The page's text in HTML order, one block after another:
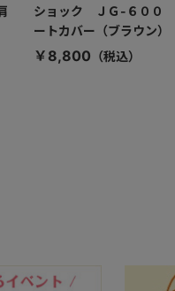
ショック ＪＧ-６００
ートカバー（ブラウン）
￥8,800